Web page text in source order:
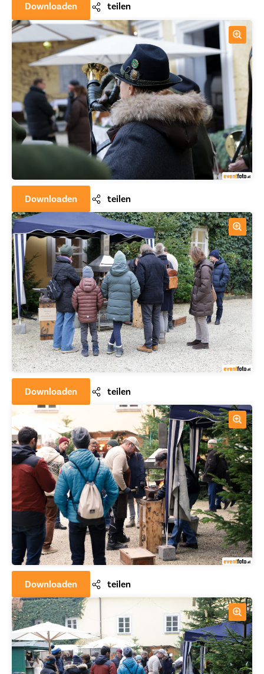
Downloaden teilen
Downloaden teilen
Downloaden teilen
Downloaden teilen